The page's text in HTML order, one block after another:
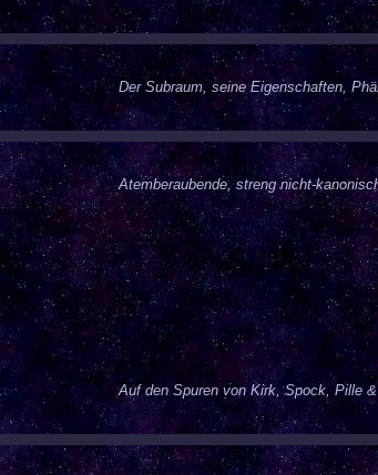
Der Subraum, seine Eigenschaften,
Atemberaubende, streng nicht-
Auf den Spuren von Kirk, Spock, Pille